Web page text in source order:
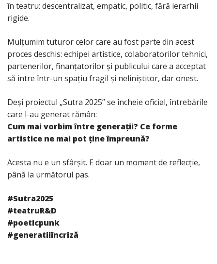
în teatru: descentralizat, empatic, politic, fără ierarhii
rigide.
Mulțumim tuturor celor care au fost parte din acest
proces deschis: echipei artistice, colaboratorilor tehnici,
partenerilor, finanțatorilor și publicului care a acceptat
să intre într-un spațiu fragil și neliniștitor, dar onest.
Deși proiectul „Sutra 2025” se încheie oficial, întrebările
care l-au generat rămân:
Cum mai vorbim între generații? Ce forme
artistice ne mai pot ține împreună?
Acesta nu e un sfârșit. E doar un moment de reflecție,
până la următorul pas.
#Sutra2025
#teatruR&D
#poeticpunk
#generatiiîncriză